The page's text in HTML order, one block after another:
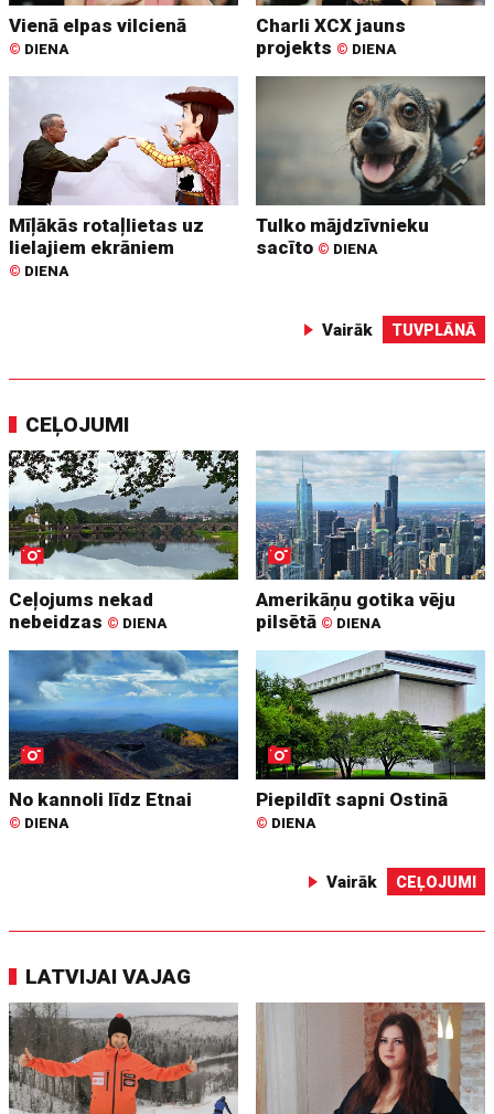
Vienā elpas vilcienā
© DIENA
Charli XCX jauns
projekts © DIENA
Mīļākās rotaļlietas uz
lielajiem ekrāniem
© DIENA
Tulko mājdzīvnieku
sacīto © DIENA
Vairāk TUVPLĀNĀ
CEĻOJUMI
Ceļojums nekad
nebeidzas © DIENA
Amerikāņu gotika vēju
pilsētā © DIENA
No kannoli līdz Etnai
© DIENA
Piepildīt sapni Ostinā
© DIENA
Vairāk CEĻOJUMI
LATVIJAI VAJAG